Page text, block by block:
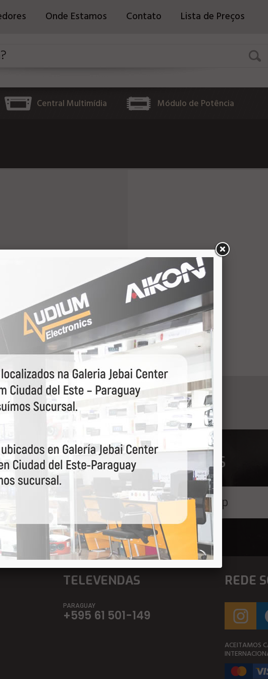
Onde Estamos Contato Lista de Preços
Central Multimídia Módulo de Potência
0 Adicionar
ao orçamento
primeiro nossas ofertas
TELEVENDAS
PARAGUAY
+595 61 501-149
REDE
ACEITAMOS